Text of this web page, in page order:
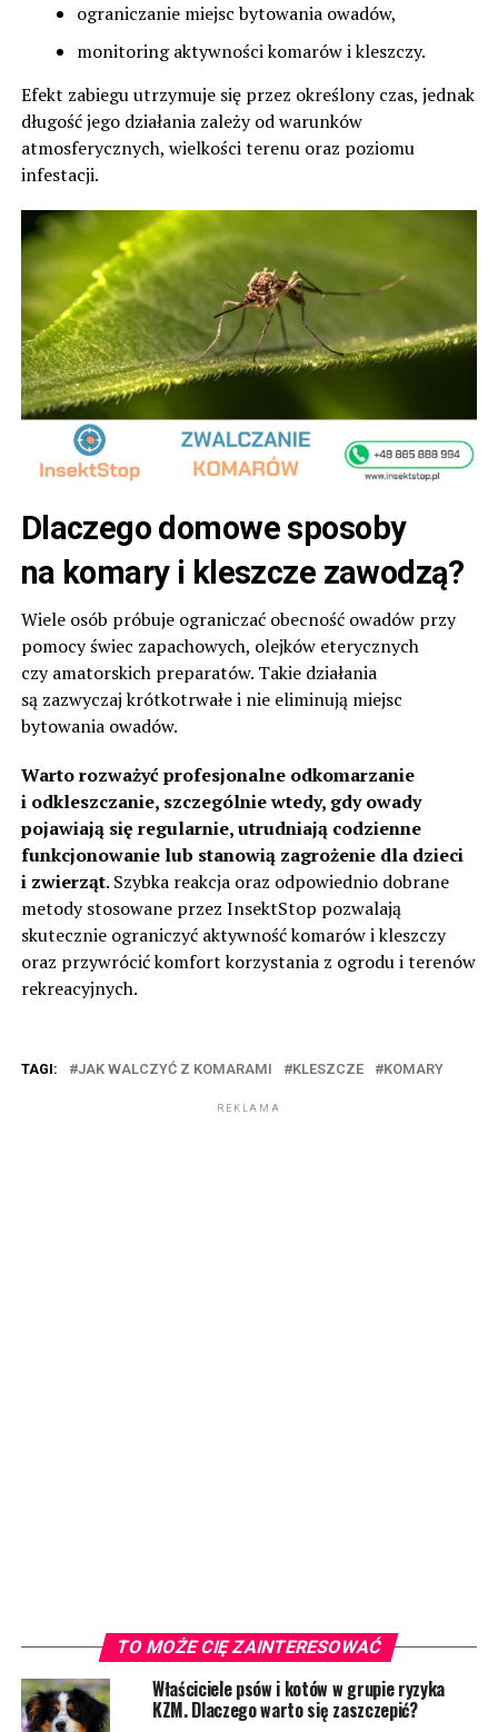
ograniczanie miejsc bytowania owadów,
monitoring aktywności komarów i kleszczy.
Efekt zabiegu utrzymuje się przez określony czas, jednak
długość jego działania zależy od warunków
atmosferycznych, wielkości terenu oraz poziomu
infestacji.
Dlaczego domowe sposoby
na komary i kleszcze zawodzą?
Wiele osób próbuje ograniczać obecność owadów przy
pomocy świec zapachowych, olejków eterycznych
czy amatorskich preparatów. Takie działania
są zazwyczaj krótkotrwałe i nie eliminują miejsc
bytowania owadów.
Warto rozważyć profesjonalne odkomarzanie
i odkleszczanie, szczególnie wtedy, gdy owady
pojawiają się regularnie, utrudniają codzienne
funkcjonowanie lub stanowią zagrożenie dla dzieci
i zwierząt. Szybka reakcja oraz odpowiednio dobrane
metody stosowane przez InsektStop pozwalają
skutecznie ograniczyć aktywność komarów i kleszczy
oraz przywrócić komfort korzystania z ogrodu i terenów
rekreacyjnych.
TAGI: JAK WALCZYĆ Z KOMARAMI KLESZCZE KOMARY
REKLAMA
TO MOŻE CIĘ ZAINTERESOWAĆ
Właściciele psów i kotów w grupie ryzyka
KZM. Dlaczego warto się zaszczepić?